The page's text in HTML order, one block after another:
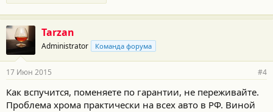
Tarzan
Administrator Команда форума
17 Июн 2015 #4
Как вспучится, поменяете по гарантии, не переживайте.
Проблема хрома практически на всех авто в РФ. Виной